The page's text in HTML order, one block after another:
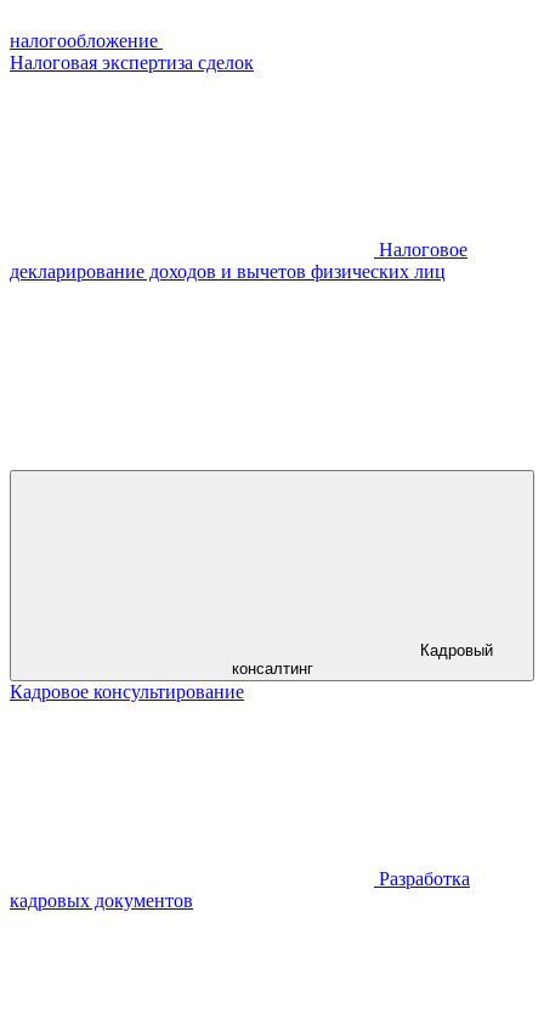
налогообложение
Налоговая экспертиза сделок
Налоговое
декларирование доходов и вычетов физических лиц
консалтинг
Кадровое консультирование
Разработка
кадровых документов